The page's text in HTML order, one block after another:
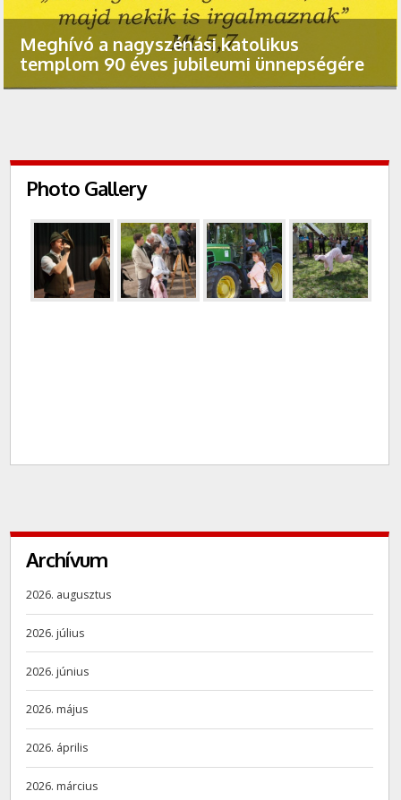
Meghívó a nagyszénási katolikus
templom 90 éves jubileumi ünnepségére
Photo Gallery
Archívum
2026. augusztus
2026. július
2026. június
2026. május
2026. április
2026. március